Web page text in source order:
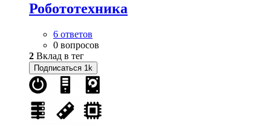
Робототехника
6 ответов
0 вопросов
2 Вклад в тег
Подписаться 1k